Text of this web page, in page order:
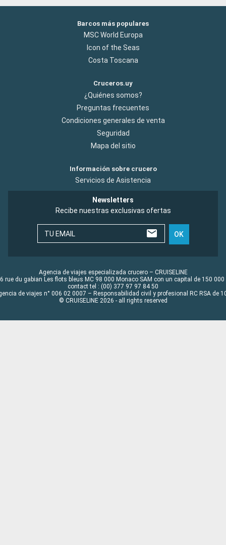
Barcos más populares
MSC World Europa
Icon of the Seas
Costa Toscana
Cruceros.uy
¿Quiénes somos?
Preguntas frecuentes
Condiciones generales de venta
Seguridad
Mapa del sitio
Información sobre crucero
Servicios de Asistencia
Newsletters
Recibe nuestras exclusivas ofertas
TU EMAIL OK
Agencia de viajes especializada crucero – CRUISELINE
rue du gabian Les flots bleus MC 98 000 Monaco SAM con un capital de 150 000
contact tel : (00) 377 97 97 84 50
de viajes n° 006 02 0007 – Responsabilidad civil y profesional RC RSA de
© CRUISELINE 2026 - all rights reserved